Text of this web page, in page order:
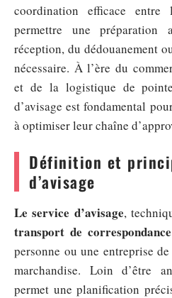
coordination efficace entre
permettre une
réception, du dédouanement
nécessaire. À l’ère du
et de la logistique de
d’avisage est fondamental
à optimiser leur chaîne
Définition et
d’avisage
Le service d’avisage,
transport de correspondance
personne ou une entreprise
marchandise. Loin d’être
permet une planification